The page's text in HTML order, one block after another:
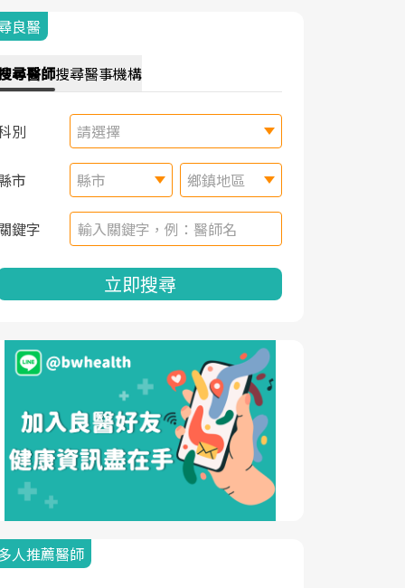
良醫
尋醫師搜尋醫事機構
別 請選擇
市 縣市 鄉鎮地區
鍵字
立即搜尋
人推薦醫師